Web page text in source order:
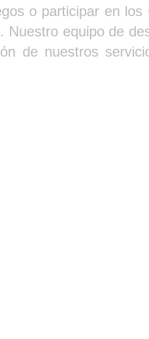
o participar en
Nuestro equipo de
de nuestros